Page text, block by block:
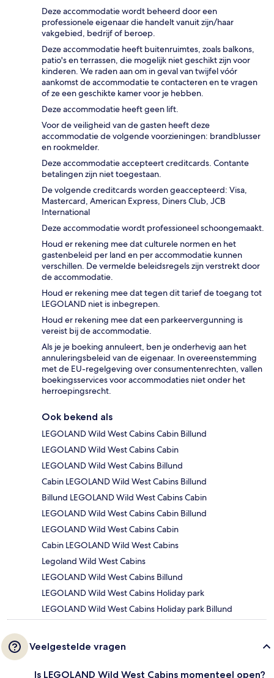
Deze accommodatie wordt beheerd door een
professionele eigenaar die handelt vanuit zijn/haar
vakgebied, bedrijf of beroep.
Deze accommodatie heeft buitenruimtes, zoals balkons,
patio's en terrassen, die mogelijk niet geschikt zijn voor
kinderen. We raden aan om in geval van twijfel vóór
aankomst de accommodatie te contacteren en te vragen
of ze een geschikte kamer voor je hebben.
Deze accommodatie heeft geen lift.
Voor de veiligheid van de gasten heeft deze
accommodatie de volgende voorzieningen: brandblusser
en rookmelder.
Deze accommodatie accepteert creditcards. Contante
betalingen zijn niet toegestaan.
De volgende creditcards worden geaccepteerd: Visa,
Mastercard, American Express, Diners Club, JCB
International
Deze accommodatie wordt professioneel schoongemaakt.
Houd er rekening mee dat culturele normen en het
gastenbeleid per land en per accommodatie kunnen
verschillen. De vermelde beleidsregels zijn verstrekt door
de accommodatie.
Houd er rekening mee dat tegen dit tarief de toegang tot
LEGOLAND niet is inbegrepen.
Houd er rekening mee dat een parkeervergunning is
vereist bij de accommodatie.
Als je je boeking annuleert, ben je onderhevig aan het
annuleringsbeleid van de eigenaar. In overeenstemming
met de EU-regelgeving over consumentenrechten, vallen
boekingsservices voor accommodaties niet onder het
herroepingsrecht.
Ook bekend als
LEGOLAND Wild West Cabins Cabin Billund
LEGOLAND Wild West Cabins Cabin
LEGOLAND Wild West Cabins Billund
Cabin LEGOLAND Wild West Cabins Billund
Billund LEGOLAND Wild West Cabins Cabin
LEGOLAND Wild West Cabins Cabin Billund
LEGOLAND Wild West Cabins Cabin
Cabin LEGOLAND Wild West Cabins
Legoland Wild West Cabins
LEGOLAND Wild West Cabins Billund
LEGOLAND Wild West Cabins Holiday park
LEGOLAND Wild West Cabins Holiday park Billund
Veelgestelde vragen
Is LEGOLAND Wild West Cabins momenteel open?